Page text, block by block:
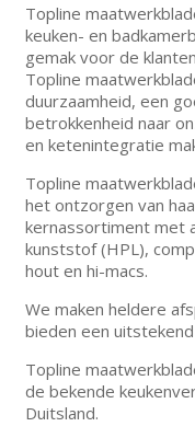
Topline
keuken- en
gemak voor de
Topline
duurzaamheid, een
betrokkenheid naar
en ketenintegratie
Topline
het ontzorgen van
kernassortiment met
kunststof (HPL),
hout en hi-macs.
We maken heldere
bieden een
Topline
de bekende
Duitsland.